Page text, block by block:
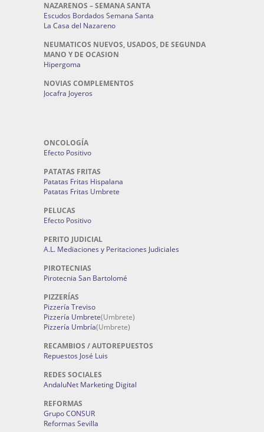
NAZARENOS – SEMANA SANTA
Escudos Bordados Semana Santa
La Casa del Nazareno
NEUMATICOS NUEVOS, USADOS, DE SEGUNDA
MANO Y DE OCASION
Hipergoma
NOVIAS COMPLEMENTOS
Jocafra Joyeros
ONCOLOGÍA
Efecto Positivo
PATATAS FRITAS
Patatas Fritas Hispalana
Patatas Fritas Umbrete
PELUCAS
Efecto Positivo
PERITO JUDICIAL
A.L. Mediaciones y Peritaciones Judiciales
PIROTECNIAS
Pirotecnia San Bartolomé
PIZZERÍAS
Pizzería Treviso
Pizzería Umbrete(Umbrete)
Pizzería Umbría(Umbrete)
RECAMBIOS / AUTOREPUESTOS
Repuestos José Luis
REDES SOCIALES
AndaluNet Marketing Digital
REFORMAS
Grupo CONSUR
Reformas Sevilla